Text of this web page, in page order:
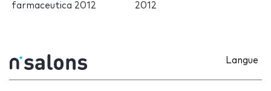
farmaceutica 2012
2012
Langue